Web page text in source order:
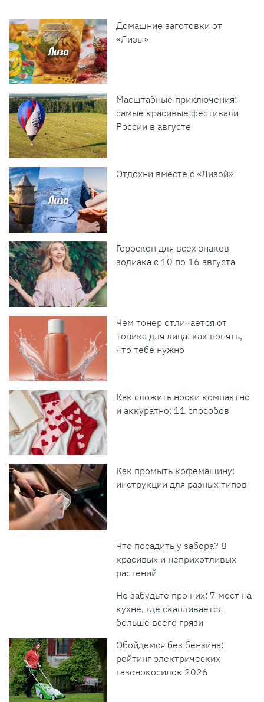
Домашние заготовки от
«Лизы»
Масштабные приключения:
самые красивые фестивали
России в августе
Отдохни вместе с «Лизой»
Гороскоп для всех знаков
зодиака с 10 по 16 августа
Чем тонер отличается от
тоника для лица: как понять,
что тебе нужно
Как сложить носки компактно
и аккуратно: 11 способов
Как промыть кофемашину:
инструкции для разных типов
Что посадить у забора? 8
красивых и неприхотливых
растений
Не забудьте про них: 7 мест на
кухне, где скапливается
больше всего грязи
Обойдемся без бензина:
рейтинг электрических
газонокосилок 2026